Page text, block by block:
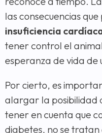
las consecuencias que
insuficiencia
tener control el
esperanza de vida de
Por cierto, es
alargar la posibilidad
tener en cuenta que
diabetes, no se